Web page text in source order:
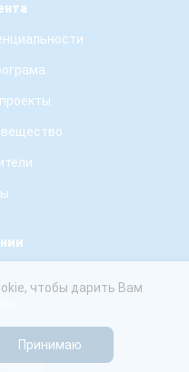
чтобы дарить Вам
Принимаю